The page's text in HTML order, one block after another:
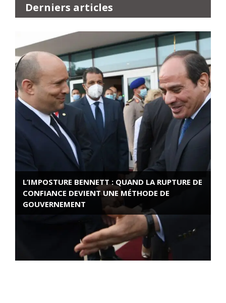
Derniers articles
L’IMPOSTURE BENNETT : QUAND LA RUPTURE DE
CONFIANCE DEVIENT UNE MÉTHODE DE
GOUVERNEMENT
ROSE VALLAND, HEROÏNE DE LA RESISTANCE